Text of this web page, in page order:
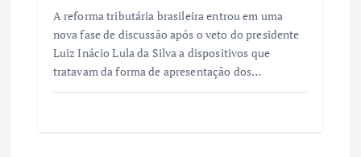
A reforma tributária brasileira entrou em uma
nova fase de discussão após o veto do presidente
Luiz Inácio Lula da Silva a dispositivos que
tratavam da forma de apresentação dos…